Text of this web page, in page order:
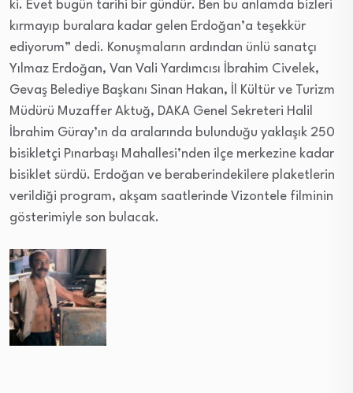
ki. Evet bugün tarihi bir gündür. Ben bu anlamda bizleri
kırmayıp buralara kadar gelen Erdoğan’a teşekkür
ediyorum” dedi. Konuşmaların ardından ünlü sanatçı
Yılmaz Erdoğan, Van Vali Yardımcısı İbrahim Civelek,
Gevaş Belediye Başkanı Sinan Hakan, İl Kültür ve Turizm
Müdürü Muzaffer Aktuğ, DAKA Genel Sekreteri Halil
İbrahim Güray’ın da aralarında bulunduğu yaklaşık 250
bisikletçi Pınarbaşı Mahallesi’nden ilçe merkezine kadar
bisiklet sürdü. Erdoğan ve beraberindekilere plaketlerin
verildiği program, akşam saatlerinde Vizontele filminin
gösterimiyle son bulacak.